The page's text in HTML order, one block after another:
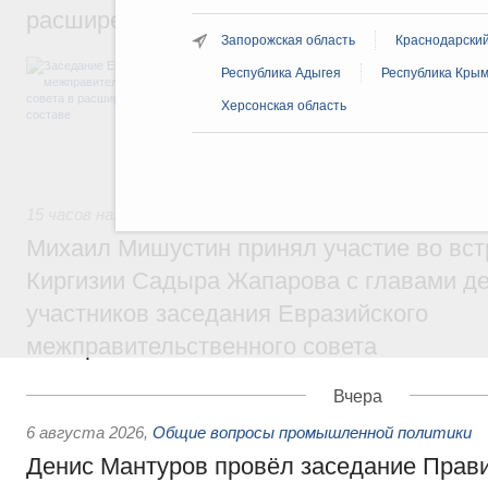
Запорожская область
Республика Адыгея Республика Крым
Херсонская область
расширенном составе
В повестке заседания актуальные
числе совершенствование кооперации в
регулирования и администрирования,
Михаил Мишустин принял участие во
Киргизии Садыра Жапарова с главами
участников заседания Евразийского
межправительственного совета
Вчера
6 августа 2026, Общие вопросы промышленной политики
Денис Мантуров провёл заседание